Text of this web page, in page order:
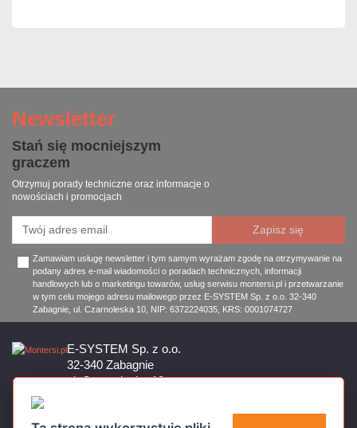
Newsletter
Stań się mocniejszym
graczem
Otrzymuj porady techniczne oraz informacje o
nowościach i promocjach
Zamawiam usługę newsletter i tym samym wyrażam zgodę na otrzymywanie na
podany adres e-mail wiadomości o poradach technicznych, informacji
handlowych lub o marketingu towarów, usług serwisu montersi.pl i przetwarzanie
w tym celu mojego adresu mailowego przez E-SYSTEM Sp. z o.o. 32-340
Zabagnie, ul. Czarnoleska 10, NIP: 6372224035, KRS: 0001074727
E-SYSTEM Sp. z o.o.
32-340 Zabagnie
ul. Czarnoleska 10